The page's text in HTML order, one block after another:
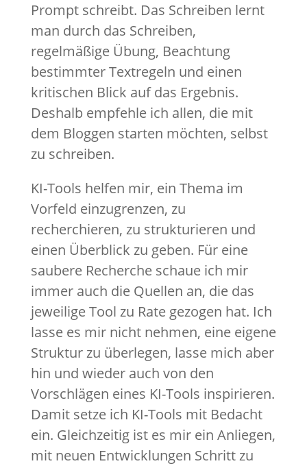
Prompt schreibt. Das Schreiben lernt
man durch das Schreiben,
regelmäßige Übung, Beachtung
bestimmter Textregeln und einen
kritischen Blick auf das Ergebnis.
Deshalb empfehle ich allen, die mit
dem Bloggen starten möchten, selbst
zu schreiben.
KI-Tools helfen mir, ein Thema im
Vorfeld einzugrenzen, zu
recherchieren, zu strukturieren und
einen Überblick zu geben. Für eine
saubere Recherche schaue ich mir
immer auch die Quellen an, die das
jeweilige Tool zu Rate gezogen hat. Ich
lasse es mir nicht nehmen, eine eigene
Struktur zu überlegen, lasse mich aber
hin und wieder auch von den
Vorschlägen eines KI-Tools inspirieren.
Damit setze ich KI-Tools mit Bedacht
ein. Gleichzeitig ist es mir ein Anliegen,
mit neuen Entwicklungen Schritt zu